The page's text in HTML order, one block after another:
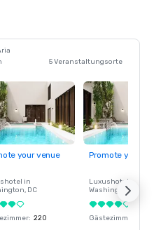
5 Veranstaltungsorte
your venue
in
, DC
: 220
Promote your
Luxushotel in
Washington
Gästezimmer